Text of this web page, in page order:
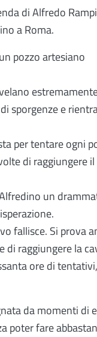
di Alfredo
a Roma.
pozzo artesiano
sporgenze e
per tentare ogni
di raggiungere
un
fallisce. Si prova
di raggiungere la
ore di
da momenti di
poter fare